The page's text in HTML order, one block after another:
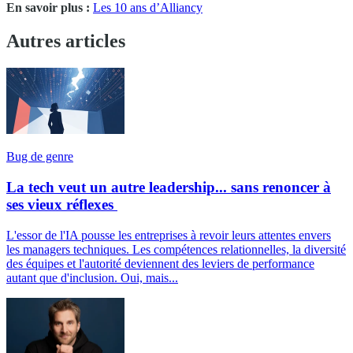
En savoir plus : Les 10 ans d’Alliancy
Autres articles
Bug de genre
La tech veut un autre leadership... sans renoncer à
ses vieux réflexes
L'essor de l'IA pousse les entreprises à revoir leurs attentes envers
les managers techniques. Les compétences relationnelles, la diversité
des équipes et l'autorité deviennent des leviers de performance
autant que d'inclusion. Oui, mais...